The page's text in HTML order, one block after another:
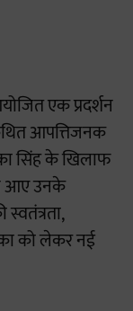
एक प्रदर्शन
आपत्तिजनक
सिंह के खिलाफ
आए उनके
को लेकर नई